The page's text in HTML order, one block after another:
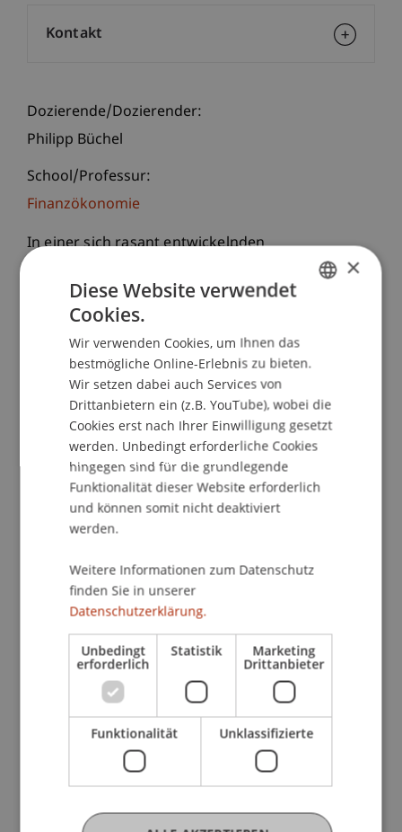
Dozierende/Dozierender:
Philipp Büchel
School/Professur:
Finanzökonomie
In einer sich rasant entwickelnden
Technologiewelt ist die Blockchain-Technologie
eine transformative Kraft. Smart Contracts, die
selbstausführenden Verträge der Blockchain, sind
eine weit verbreitete Anwendung dieser
Technologie. Dieser dreiteilige Abendkurs führt
Sie in die Welt der Smart Contracts ein. Dabei
wird die Programmiersprache Solidity
exemplarisch verwendet, um grundlegende
Prinzipien und Möglichkeiten von Smart
Contracts zu demonstrieren.
Der Kurs beginnt mit einer Einführung in die
Programmiergrundlagen, ideal für Teilnehmer
rudimentären Blockchain-Kenntnissen als
Voraussetzung tauchen wir tiefer in die Funktion
Mithilfe der webbasierten
Entwicklungsumgebung Remix sammeln die
Teilnehmer praktische Erfahrungen. Sie werden
durch den Prozess der Entwicklung und des
Testens eines eigenen Smart Contracts geführt,
wobei Sicherheitsaspekte besondere Beachtung
Kontakt
×
Diese Website verwendet
Cookies.
Wir verwenden Cookies, um Ihnen das
bestmögliche Online-Erlebnis zu bieten.
Wir setzen dabei auch Services von
Drittanbietern ein (z.B. YouTube), wobei die
Cookies erst nach Ihrer Einwilligung gesetzt
werden. Unbedingt erforderliche Cookies
hingegen sind für die grundlegende
Funktionalität dieser Website erforderlich
und können somit nicht deaktiviert
werden.
Weitere Informationen zum Datenschutz
finden Sie in unserer
Datenschutzerklärung.
Unbedingt
erforderlich
Statistik Marketing
Drittanbieter
Funktionalität Unklassifizierte